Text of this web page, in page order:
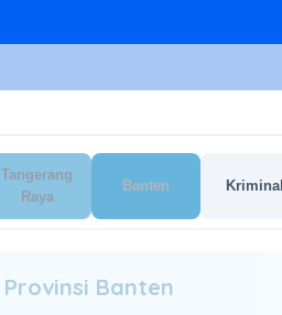
Tangerang
Raya
Banten Kriminal
Provinsi Banten